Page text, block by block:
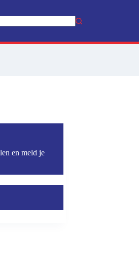
en meld je